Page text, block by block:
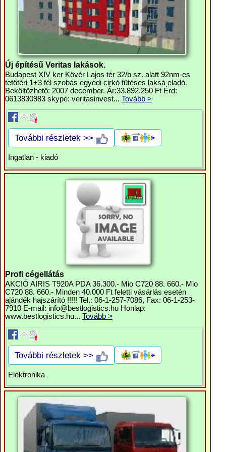
Új építésű Veritas lakások.
Budapest XIV ker Kövér Lajos tér 32/b sz. alatt 92nm-es
tetőtéri 1+3 fél szobás egyedi cirkó fűtéses laksá eladó.
Beköltözhető: 2007 december. Ár:33.892.250 Ft Érd:
0613830983 skype: veritasinvest... Tovább >
További részletek >>
Ingatlan - kiadó
Profi cégellátás
AKCIÓ AIRIS T920A PDA 36.300.- Mio C720 88. 660.- Mio
C720 88. 660.- Minden 40.000 Ft feletti vásárlás esetén
ajándék hajszárító !!!!! Tel.: 06-1-257-7086, Fax: 06-1-253-
7910 E-mail: info@bestlogistics.hu Honlap:
www.bestlogistics.hu... Tovább >
További részletek >>
Elektronika